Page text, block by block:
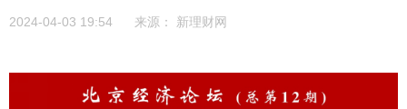
2024-04-03 19:54 来源： 新理财网